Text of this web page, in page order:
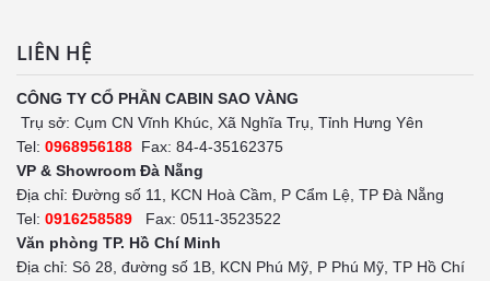
LIÊN HỆ
CÔNG TY CỔ PHẦN CABIN SAO VÀNG
Trụ sở: Cụm CN Vĩnh Khúc, Xã Nghĩa Trụ, Tỉnh Hưng Yên
Tel: 0968956188 Fax: 84-4-35162375
VP & Showroom Đà Nẵng
Địa chỉ: Đường số 11, KCN Hoà Cầm, P Cẩm Lệ, TP Đà Nẵng
Tel: 0916258589 Fax: 0511-3523522
Văn phòng TP. Hồ Chí Minh
Địa chỉ: Sô 28, đường số 1B, KCN Phú Mỹ, P Phú Mỹ, TP Hồ Chí